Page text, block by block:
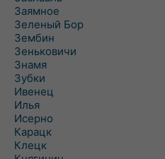
Заямное
Зеленый Бор
Зембин
Зеньковичи
Знамя
Зубки
Ивенец
Илья
Исерно
Карацк
Клецк